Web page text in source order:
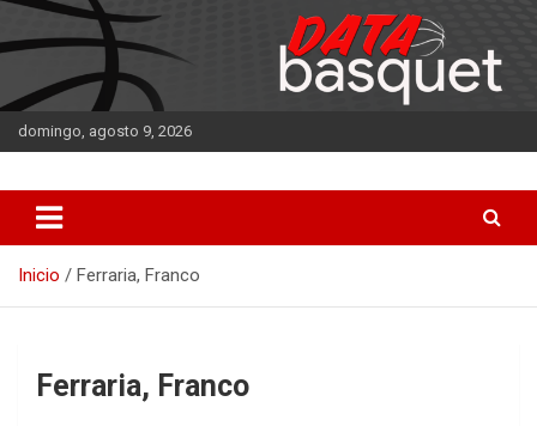
Saltar
al
contenido
domingo, agosto 9, 2026
DATA Basquet
Inicio Ferraria, Franco
Ferraria, Franco